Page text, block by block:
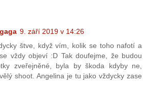
9. září 2019 v 14:26
štve, když vím, kolik se toho nafotí a
vždy objeví :D Tak doufejme, že budou
zveřejněné, byla by škoda kdyby ne,
shoot. Angelina je tu jako vždycky zase